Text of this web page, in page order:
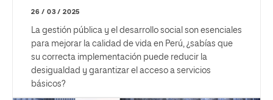
26 / 03 / 2025
La gestión pública y el desarrollo social son esenciales
para mejorar la calidad de vida en Perú, ¿sabías que
su correcta implementación puede reducir la
desigualdad y garantizar el acceso a servicios
básicos?